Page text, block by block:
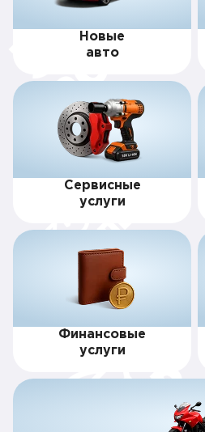
Новые
авто
Сервисные
услуги
Финансовые
услуги